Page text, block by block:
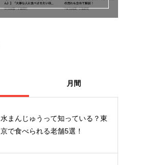
月間
水まんじゅうって知っている？東
京で食べられる老舗5選！